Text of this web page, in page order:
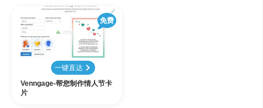
免费
一键直达
Venngage-帮您制作情人节卡
片